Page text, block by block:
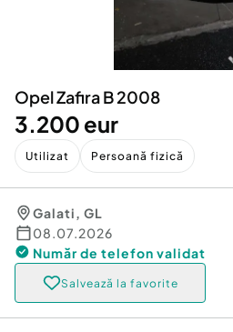
Animale de companie
Afaceri și echipamente
Inchiriere Bunuri si Vehicule
Utilaje agricole si industriale
Piese auto si accesorii
Opel Zafira B 2008
3.200 eur
Utilizat Persoană fizică
Galati, GL
08.07.2026
Număr de telefon validat
Salvează la favorite